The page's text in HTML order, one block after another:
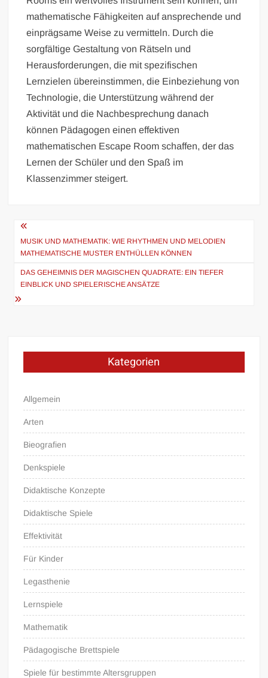
mathematische Fähigkeiten auf ansprechende und
einprägsame Weise zu vermitteln. Durch die
sorgfältige Gestaltung von Rätseln und
Herausforderungen, die mit spezifischen
Lernzielen übereinstimmen, die Einbeziehung von
Technologie, die Unterstützung während der
Aktivität und die Nachbesprechung danach
können Pädagogen einen effektiven
mathematischen Escape Room schaffen, der das
Lernen der Schüler und den Spaß im
Klassenzimmer steigert.
Beitragsnavigation
MUSIK UND MATHEMATIK: WIE RHYTHMEN UND MELODIEN
MATHEMATISCHE MUSTER ENTHÜLLEN KÖNNEN
DAS GEHEIMNIS DER MAGISCHEN QUADRATE: EIN TIEFER
EINBLICK UND SPIELERISCHE ANSÄTZE
Kategorien
Allgemein
Arten
Bieografien
Denkspiele
Didaktische Konzepte
Didaktische Spiele
Effektivität
Für Kinder
Legasthenie
Lernspiele
Mathematik
Pädagogische Brettspiele
Spiele für bestimmte Altersgruppen